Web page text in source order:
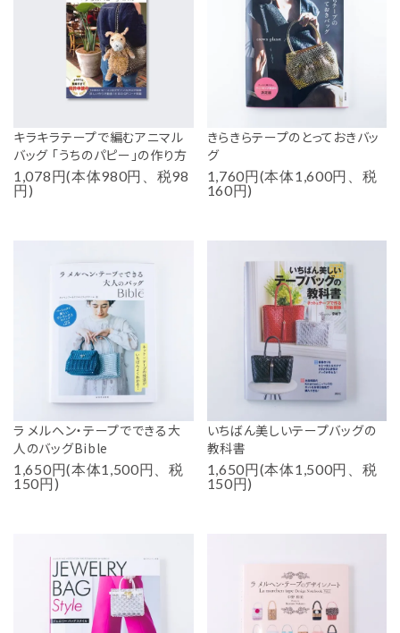
キラキラテープで編むアニマル
バッグ 「うちのパピー」の作り方
1,078円(本体980円、税98
円)
きらきらテープのとっておきバッ
グ
1,760円(本体1,600円、税
160円)
ラ メルヘン・テープでできる大
人のバッグBible
1,650円(本体1,500円、税
150円)
いちばん美しいテープバッグの
教科書
1,650円(本体1,500円、税
150円)